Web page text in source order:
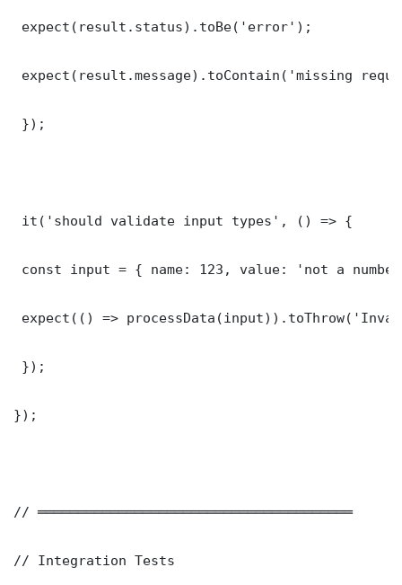
expect(result.status).toBe('error');
expect(result.message).toContain('missing
});
it('should validate input types', () => {
const input = { name: 123, value: 'not a
expect(() =>
});
});
// ═══════════════════════════════════════
// Integration Tests